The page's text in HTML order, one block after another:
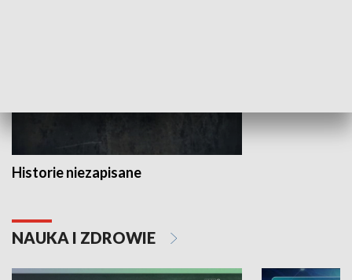
Historie niezapisane
NAUKA I ZDROWIE